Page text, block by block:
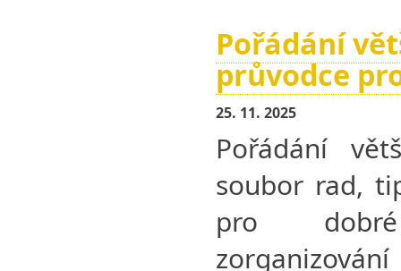
Pořádání
průvodce
25. 11. 2025
Pořádání
soubor rad,
pro